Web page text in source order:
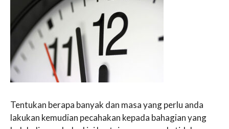
Tentukan berapa banyak dan masa yang perlu anda
lakukan kemudian pecahakan kepada bahagian yang